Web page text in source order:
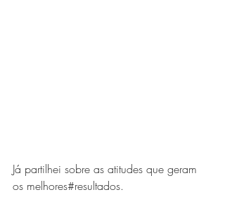
Já partilhei sobre as atitudes que geram
os melhores#resultados.